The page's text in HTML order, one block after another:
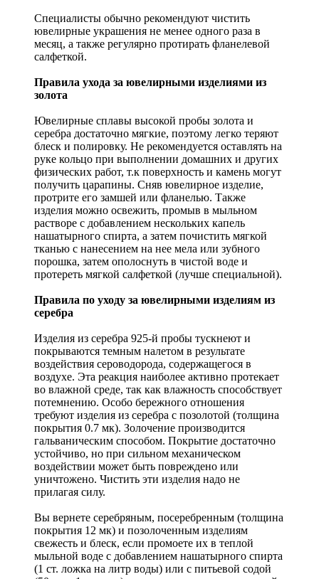
Специалисты обычно рекомендуют чистить
ювелирные украшения не менее одного раза в
месяц, а также регулярно протирать фланелевой
салфеткой.
Правила ухода за ювелирными изделиями из
золота
Ювелирные сплавы высокой пробы золота и
серебра достаточно мягкие, поэтому легко теряют
блеск и полировку. Не рекомендуется оставлять на
руке кольцо при выполнении домашних и других
физических работ, т.к поверхность и камень могут
получить царапины. Сняв ювелирное изделие,
протрите его замшей или фланелью. Также
изделия можно освежить, промыв в мыльном
растворе с добавлением нескольких капель
нашатырного спирта, а затем почистить мягкой
тканью с нанесением на нее мела или зубного
порошка, затем ополоснуть в чистой воде и
протереть мягкой салфеткой (лучше специальной).
Правила по уходу за ювелирными изделиям из
серебра
Изделия из серебра 925-й пробы тускнеют и
покрываются темным налетом в результате
воздействия сероводорода, содержащегося в
воздухе. Эта реакция наиболее активно протекает
во влажной среде, так как влажность способствует
потемнению. Особо бережного отношения
требуют изделия из серебра с позолотой (толщина
покрытия 0.7 мк). Золочение производится
гальваническим способом. Покрытие достаточно
устойчиво, но при сильном механическом
воздействии может быть повреждено или
уничтожено. Чистить эти изделия надо не
прилагая силу.
Вы вернете серебряным, посеребренным (толщина
покрытия 12 мк) и позолоченным изделиям
свежесть и блеск, если промоете их в теплой
мыльной воде с добавлением нашатырного спирта
(1 ст. ложка на литр воды) или с питьевой содой